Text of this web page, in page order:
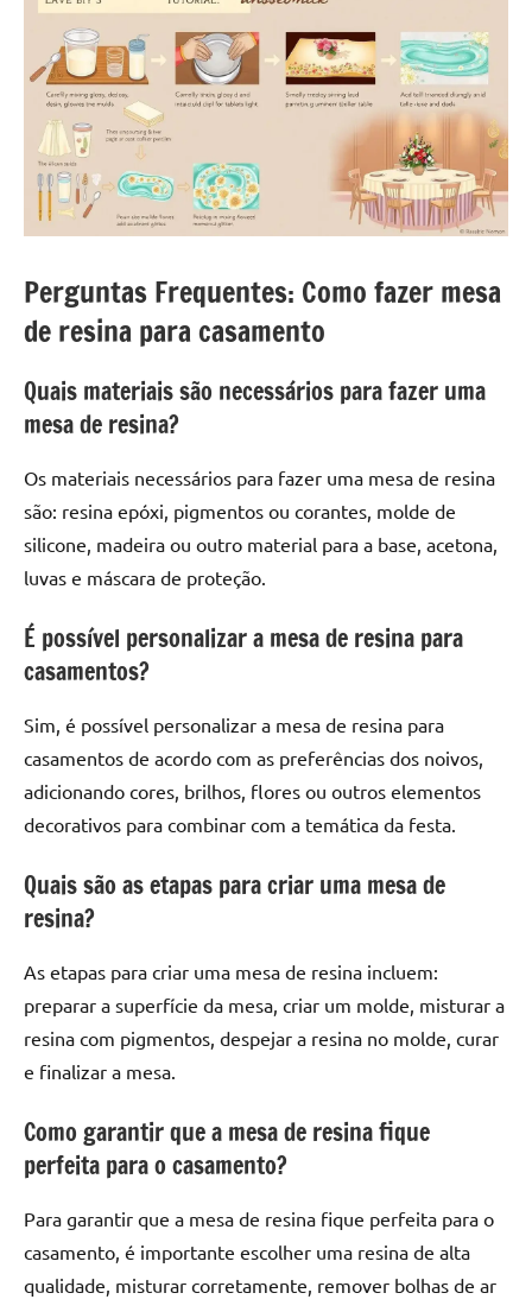
mesas
de
tampinhas
resinadas.
Perguntas Frequentes: Como fazer mesa
de resina para casamento
Quais materiais são necessários para fazer uma
mesa de resina?
Os materiais necessários para fazer uma mesa de resina
são: resina epóxi, pigmentos ou corantes, molde de
silicone, madeira ou outro material para a base, acetona,
luvas e máscara de proteção.
É possível personalizar a mesa de resina para
casamentos?
Sim, é possível personalizar a mesa de resina para
casamentos de acordo com as preferências dos noivos,
adicionando cores, brilhos, flores ou outros elementos
decorativos para combinar com a temática da festa.
Quais são as etapas para criar uma mesa de
resina?
As etapas para criar uma mesa de resina incluem:
preparar a superfície da mesa, criar um molde, misturar a
resina com pigmentos, despejar a resina no molde, curar
e finalizar a mesa.
Como garantir que a mesa de resina fique
perfeita para o casamento?
Para garantir que a mesa de resina fique perfeita para o
casamento, é importante escolher uma resina de alta
qualidade, misturar corretamente, remover bolhas de ar